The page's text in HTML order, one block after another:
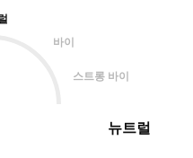
바이
스트롱 바이
뉴트럴